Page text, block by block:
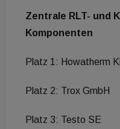
Zentrale RLT- und
Komponenten
Platz 1: Howatherm
Platz 2: Trox GmbH
Platz 3: Testo SE